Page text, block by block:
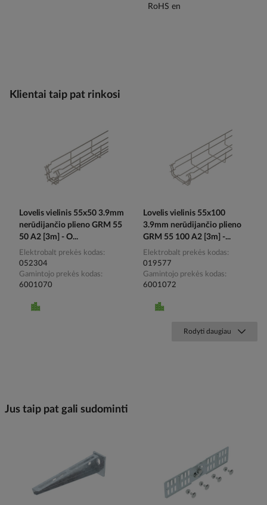
Klientai taip pat rinkosi
Lovelis vielinis 55x50 3.9mm
nerūdijančio plieno GRM 55
50 A2 [3m] - O...
Elektrobalt prekės kodas
052304
Gamintojo prekės kodas
6001070
Lovelis vielinis 55x100
3.9mm nerūdijančio plieno
GRM 55 100 A2 [3m] -...
Elektrobalt prekės kodas
019577
Gamintojo prekės kodas
6001072
Rodyti daugiau
Jus taip pat gali sudominti